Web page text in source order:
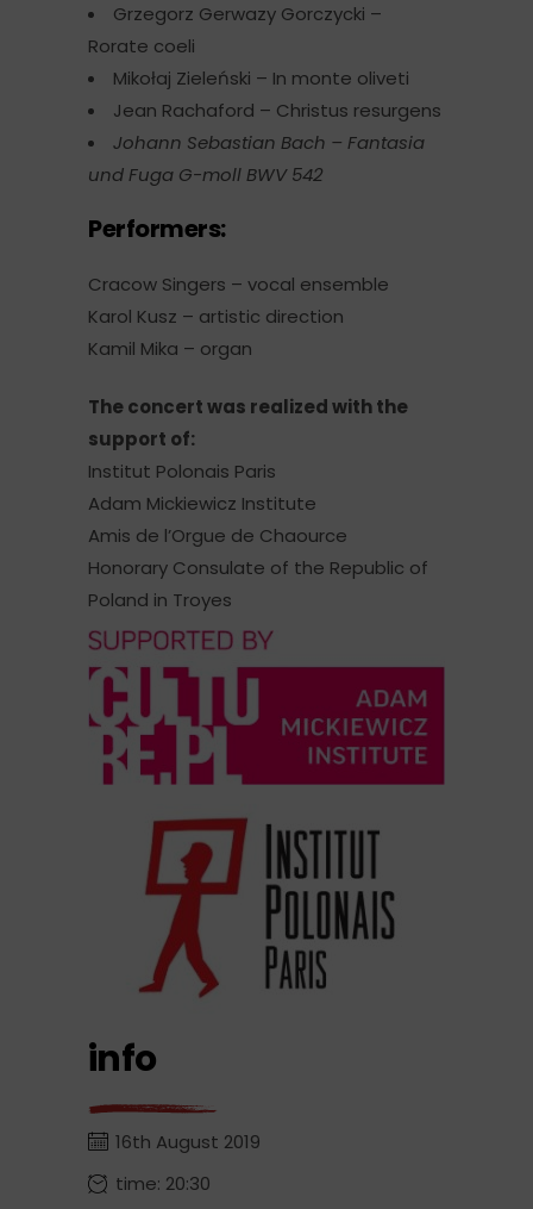
Grzegorz Gerwazy Gorczycki –
Rorate coeli
Mikołaj Zieleński – In monte oliveti
Jean Rachaford – Christus resurgens
Johann Sebastian Bach – Fantasia
und Fuga G-moll BWV 542
Performers:
Cracow Singers – vocal ensemble
Karol Kusz – artistic direction
Kamil Mika – organ
The concert was realized with the
support of:
Institut Polonais Paris
Adam Mickiewicz Institute
Amis de l’Orgue de Chaource
Honorary Consulate of the Republic of
Poland in Troyes
info
16th August 2019
time: 20:30